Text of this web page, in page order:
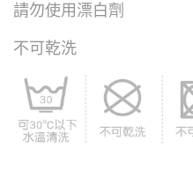
請勿使用漂白劑
不可乾洗